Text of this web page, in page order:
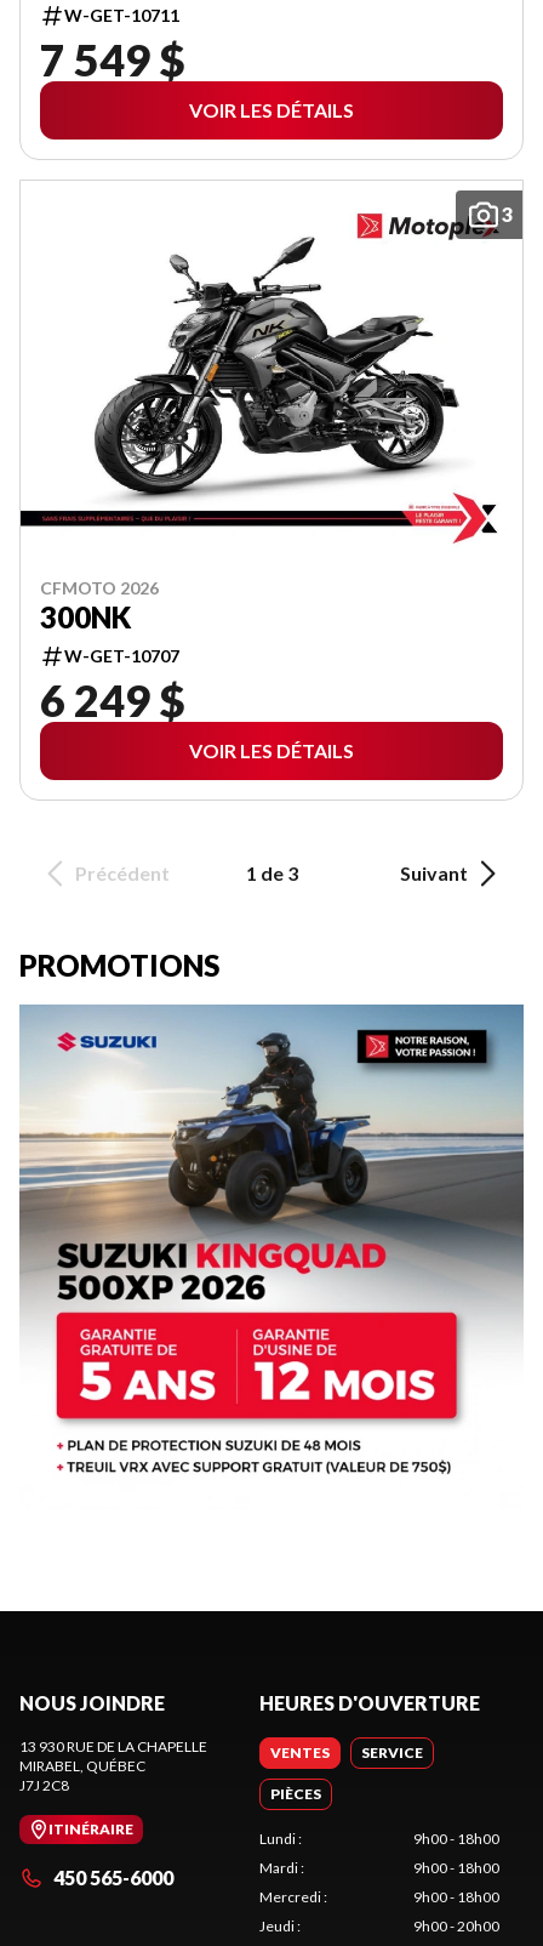
W-GET-10711
7 549 $
VOIR LES DÉTAILS
3
CFMOTO 2026
300NK
W-GET-10707
6 249 $
VOIR LES DÉTAILS
Précédent 1 de 3 Suivant
PROMOTIONS
NOUS JOINDRE
13 930 RUE DE LA CHAPELLE
MIRABEL, QUÉBEC
J7J 2C8
ITINÉRAIRE
450 565-6000
HEURES D'OUVERTURE
VENTES SERVICE
PIÈCES
Lundi:
9h00 - 18h00
Mardi:
9h00 - 18h00
Mercredi:
9h00 - 18h00
Jeudi: 9h00 - 20h00